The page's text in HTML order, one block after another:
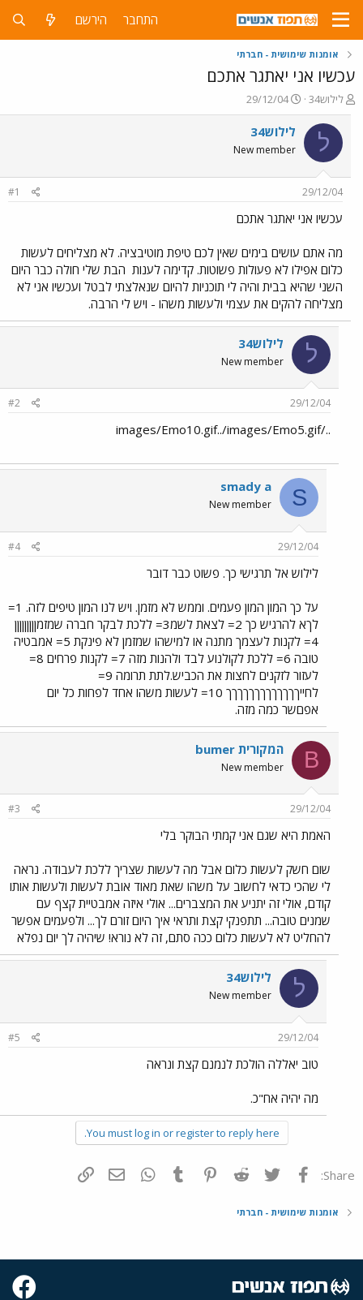
התחבר הירשם
אומנות שימושית - חברתי
עכשיו אני יאתגר אתכם
פ
ו
ת
ח
ה
ש
א
לילוש34
פ
ו
ר
ם
ר
29/12/04
ל לילוש34
New member
29/12/04
#1
עכשיו אני יאתגר אתכם
מה אתם עושים בימים שאין לכם טיפת מוטיבציה. לא מצליחים לעשות
כלום אפילו לא פעולות פשוטות. קדימה לענות הבת שלי חולה כבר היום
השני שהיא בבית והיה לי תוכניות להיום שנאלצתי לבטל ועכשיו אני לא
מצליחה להקים את עצמי ולעשות משהו - ויש לי הרבה.
ל לילוש34
New member
29/12/04
#2
../images/Emo10.gif../images/Emo5.gif
S
smady a
New member
29/12/04
#4
לילוש אל תרגישי כך. פשוט כבר דובר
על כך המון המון פעמים. וממש לא מזמן. ויש לנו המון טיפים לזה. 1=
לךא להרגיש כך 2= לצאת לשמ3= ללכת לבקר חברה שמזמןןןןןןןןן
4= לקנות לעצמך מתנה או למישהו שמזמן לא פינקת 5= אמבטיה
טובה 6= ללכת לקולנוע לבד ולהנות מזה 7= לקנות פרחים 8=
לעזור לזקנים לחצות את הכביש.לתת תרומה 9=
לחייךךךךךךךךךךךךך 10= לעשות משהו אחד לפחות כל יום
אפםשר כמה מזה.
B bumer המקורית
New member
29/12/04
#3
האמת היא שגם אני קמתי הבוקר בלי
שום חשק לעשות כלום אבל מה לעשות שצריך ללכת לעבודה. נראה
לי שהכי כדאי לחשוב על משהו שאת מאוד אובת לעשות ולעשות אותו
קודם, אולי זה יתניע את המצברים... אולי איזה אמבטיית קצף עם
שמנים טובה... תתפנקי קצת ותראי איך היום זורם לך... ולפעמים אפשר
להחליט לא לעשות כלום ככה סתם, זה לא נורא! שיהיה לך יום נפלא
ל לילוש34
New member
29/12/04
#5
טוב יאללה הולכת לנמנם קצת ונראה
מה יהיה אח"כ.
You must log in or register to reply here.
Share: פייסבוק Twitter
Reddit
Pinterest
Tumblr
WhatsAppדואר אלקטרוני
אומנות שימושית - חברתי